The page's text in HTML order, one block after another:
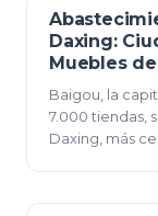
12 de junio de
Daxing:
Muebles
Hebei
Baigou, la
7.000 tiendas,
Daxing, más